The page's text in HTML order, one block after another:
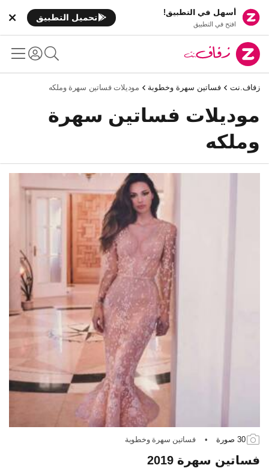
أسهل في التطبيق!
افتح في التطبيق
تحميل التطبيق
زفاف.نت فساتين سهرة وخطوبة موديلات فساتين سهرة وملكه
موديلات فساتين سهرة
وملكه
30 صورة • فساتين سهرة وخطوبة
فساتين سهرة 2019